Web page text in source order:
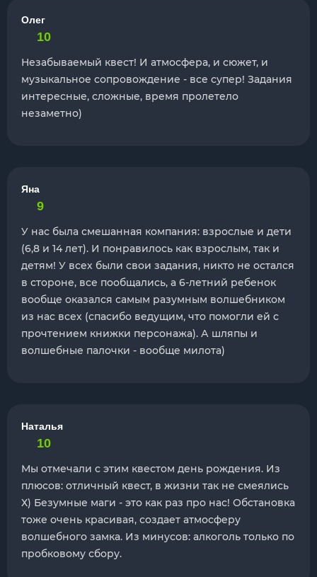
Олег
10
Незабываемый квест! И атмосфера, и сюжет, и
музыкальное сопровождение - все супер! Задания
интересные, сложные, время пролетело
незаметно)
Яна
9
У нас была смешанная компания: взрослые и дети
(6,8 и 14 лет). И понравилось как взрослым, так и
детям! У всех были свои задания, никто не остался
в стороне, все пообщались, а 6-летний ребенок
вообще оказался самым разумным волшебником
из нас всех (спасибо ведущим, что помогли ей с
прочтением книжки персонажа). А шляпы и
волшебные палочки - вообще милота)
Наталья
10
Мы отмечали с этим квестом день рождения. Из
плюсов: отличный квест, в жизни так не смеялись
Х) Безумные маги - это как раз про нас! Обстановка
тоже очень красивая, создает атмосферу
волшебного замка. Из минусов: алкоголь только по
пробковому сбору.